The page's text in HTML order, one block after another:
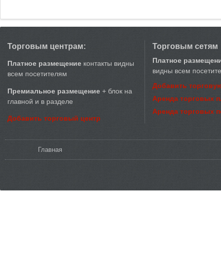
Торговым центрам:
Платное размещение контакты видны
всем посетителям
Премиальное размещение + блок на
главной и в разделе
Добавить торговый центр
Торговым сетям
Платное
видны всем
Добавить
Аренда торговых
Аренда торговых
Главная